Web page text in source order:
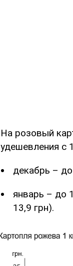
На розовый
удешевления с
декабрь –
январь – до
13,9 грн).